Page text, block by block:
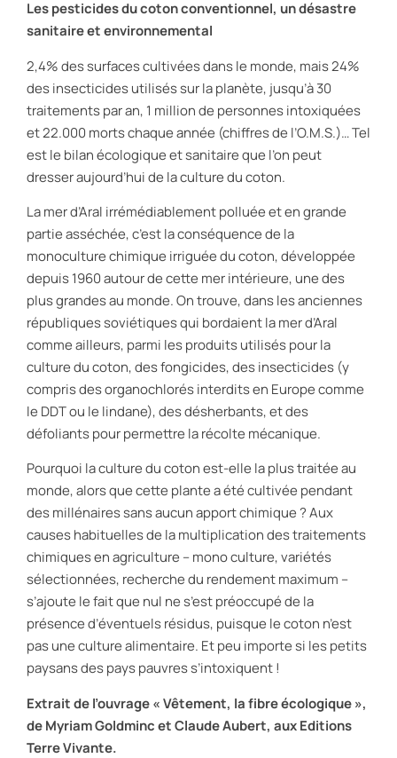
Les pesticides du coton conventionnel, un désastre
sanitaire et environnemental
2,4% des surfaces cultivées dans le monde, mais 24%
des insecticides utilisés sur la planète, jusqu’à 30
traitements par an, 1 million de personnes intoxiquées
et 22.000 morts chaque année (chiffres de l’O.M.S.)… Tel
est le bilan écologique et sanitaire que l’on peut
dresser aujourd’hui de la culture du coton.
La mer d’Aral irrémédiablement polluée et en grande
partie asséchée, c’est la conséquence de la
monoculture chimique irriguée du coton, développée
depuis 1960 autour de cette mer intérieure, une des
plus grandes au monde. On trouve, dans les anciennes
républiques soviétiques qui bordaient la mer d’Aral
comme ailleurs, parmi les produits utilisés pour la
culture du coton, des fongicides, des insecticides (y
compris des organochlorés interdits en Europe comme
le DDT ou le lindane), des désherbants, et des
défoliants pour permettre la récolte mécanique.
Pourquoi la culture du coton est-elle la plus traitée au
monde, alors que cette plante a été cultivée pendant
des millénaires sans aucun apport chimique ? Aux
causes habituelles de la multiplication des traitements
chimiques en agriculture – mono culture, variétés
sélectionnées, recherche du rendement maximum –
s’ajoute le fait que nul ne s’est préoccupé de la
présence d’éventuels résidus, puisque le coton n’est
pas une culture alimentaire. Et peu importe si les petits
paysans des pays pauvres s’intoxiquent !
Extrait de l’ouvrage « Vêtement, la fibre écologique »,
de Myriam Goldminc et Claude Aubert, aux Editions
Terre Vivante.